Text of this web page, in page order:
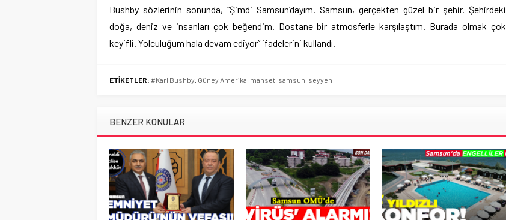
Bushby sözlerinin sonunda, “Şimdi Samsun’dayım. Samsun, gerçekten güzel bir şehir. Şehirdeki
doğa, deniz ve insanları çok beğendim. Dostane bir atmosferle karşılaştım. Burada olmak çok
keyifli. Yolculuğum hala devam ediyor” ifadelerini kullandı.
ETİKETLER: #Karl Bushby Güney Amerika manset samsun seyyeh
BENZER KONULAR